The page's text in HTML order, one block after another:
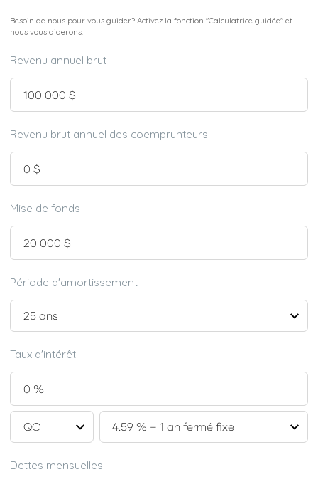
Besoin de nous pour vous guider? Activez la fonction "Calculatrice guidée" et
nous vous aiderons.
Revenu annuel brut
Revenu brut annuel des coemprunteurs
Mise de fonds
Période d'amortissement
Taux d'intérêt
Dettes mensuelles